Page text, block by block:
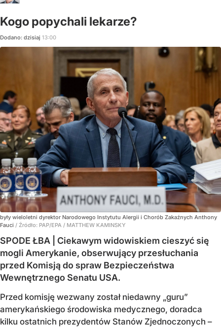
Kogo popychali lekarze?
Dodano: dzisiaj 13:00
były wieloletni dyrektor Narodowego Instytutu Alergii i Chorób Zakaźnych Anthony
Fauci / Źródło: PAP/EPA / MATTHEW KAMINSKY
SPODE ŁBA | Ciekawym widowiskiem cieszyć się
mogli Amerykanie, obserwujący przesłuchania
przed Komisją do spraw Bezpieczeństwa
Wewnętrznego Senatu USA.
Przed komisję wezwany został niedawny „guru”
amerykańskiego środowiska medycznego, doradca
kilku ostatnich prezydentów Stanów Zjednoczonych –